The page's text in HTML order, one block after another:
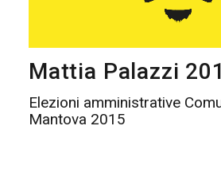
Mattia Palazzi
Elezioni amministrative
Mantova 2015